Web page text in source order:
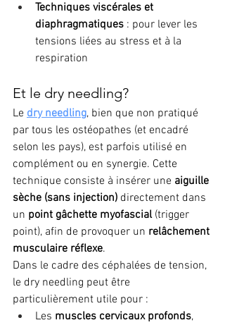
Techniques viscérales et
diaphragmatiques : pour lever les
tensions liées au stress et à la
respiration
Et le dry needling?
Le dry needling, bien que non pratiqué
par tous les ostéopathes (et encadré
selon les pays), est parfois utilisé en
complément ou en synergie. Cette
technique consiste à insérer une aiguille
sèche (sans injection) directement dans
un point gâchette myofascial (trigger
point), afin de provoquer un relâchement
musculaire réflexe.
Dans le cadre des céphalées de tension,
le dry needling peut être
particulièrement utile pour :
Les muscles cervicaux profonds,